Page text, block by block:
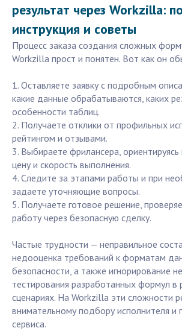
результат через Workzilla:
инструкция и советы
Процесс заказа создания сложных
Workzilla прост и понятен. Вот как он
1. Оставляете заявку с подробным
какие данные обрабатываются, каких
особенности таблиц.
2. Получаете отклики от профильных
рейтингом и отзывами.
3. Выбираете фрилансера,
цену и скорость выполнения.
4. Следите за этапами работы и при
задаете уточняющие вопросы.
5. Получаете готовое решение,
работу через безопасную сделку.
Частые трудности — неправильное
недооценка требований к форматам
безопасности, а также игнорирование
тестирования разработанных формул в
сценариях. На Workzilla эти сложности
внимательному подбору исполнителя и
сервиса.